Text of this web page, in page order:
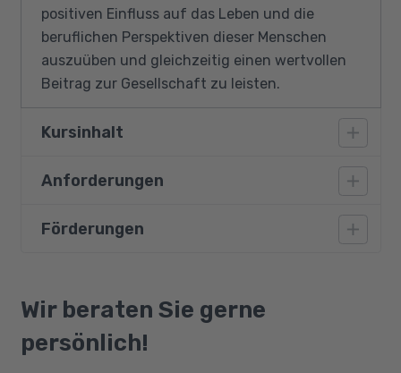
positiven Einfluss auf das Leben und die
beruflichen Perspektiven dieser Menschen
auszuüben und gleichzeitig einen wertvollen
Beitrag zur Gesellschaft zu leisten.
Kursinhalt
Reflexion betrieblicher Ausbildungspraxis
Medizinische und diagnostische Aspekte
Recht
Arbeitswissenschaftliche und
Anforderungen
Voraussetzungen sind eine bereits vorhandene
Förderungen
Qualifizierungschancengesetz
Berufliche Rehabilitation
Wir beraten Sie gerne
persönlich!